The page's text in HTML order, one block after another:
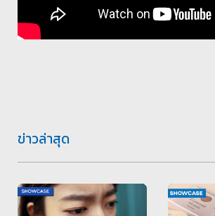
ข่าวล่าสุด